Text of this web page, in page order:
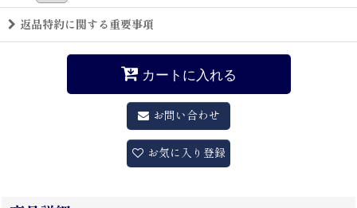
返品特約に関する重要事項
カートに入れる
お問い合わせ
お気に入り登録